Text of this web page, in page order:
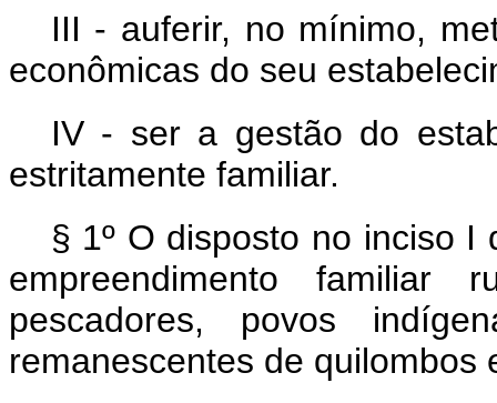
III - auferir, no mínimo,
econômicas do seu
IV - ser a gestão do
estritamente familiar.
§ 1º O disposto no inciso I
empreendimento familiar
pescadores, povos
remanescentes de quilombos